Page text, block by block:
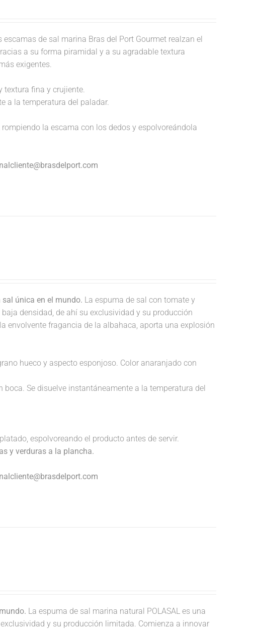
escamas de sal marina Bras del Port Gourmet realzan el
a su forma piramidal y a su agradable textura
exigentes.
textura fina y crujiente.
a la temperatura del paladar.
la escama con los dedos y espolvoreándola
única en el mundo. La espuma de sal con tomate y
densidad, de ahí su exclusividad y su producción
envolvente fragancia de la albahaca, aporta una explosión
hueco y aspecto esponjoso. Color anaranjado con
Se disuelve instantáneamente a la temperatura del
espolvoreando el producto antes de servir.
y verduras a la plancha.
La espuma de sal marina natural POLASAL es una
y su producción limitada. Comienza a innovar